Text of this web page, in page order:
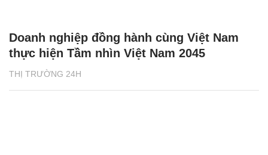
THỊ TRƯỜNG 24H
Doanh nghiệp đồng hành cùng Việt Nam
thực hiện Tầm nhìn Việt Nam 2045